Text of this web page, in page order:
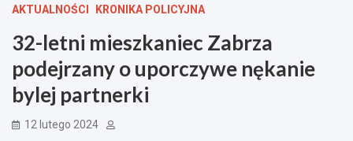
AKTUALNOŚCI KRONIKA POLICYJNA
32-letni mieszkaniec Zabrza
podejrzany o uporczywe nękanie
bylej partnerki
12 lutego 2024